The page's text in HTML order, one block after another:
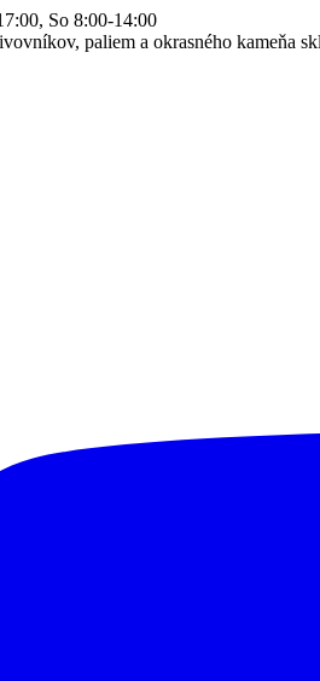
So 8:00-14:00
paliem a okrasného kameňa